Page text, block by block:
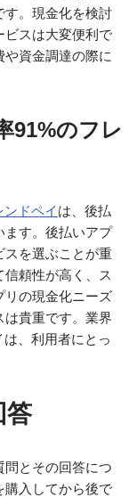
す。現金化を検討
ビスは大変便利で
資金調達の際に
91%のフレ
ンドペイは、後払
ます。後払いアプ
スを選ぶことが重
頼性が高く、ス
リの現金化ニーズ
は貴重です。業界
は、利用者にとっ
答
とその回答につ
購入してから後で